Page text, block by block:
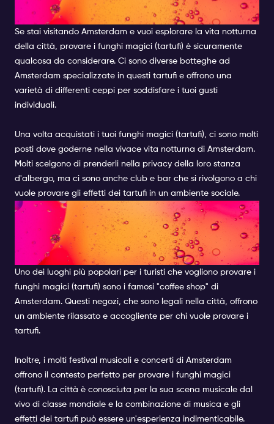
MAGICI AD AMSTERDAM
Se stai visitando Amsterdam e vuoi esplorare la vita notturna
della città, provare i funghi magici (tartufi) è sicuramente
qualcosa da considerare. Ci sono diverse botteghe ad
Amsterdam specializzate in questi tartufi e offrono una
varietà di differenti ceppi per soddisfare i tuoi gusti
individuali.
Una volta acquistati i tuoi funghi magici (tartufi), ci sono molti
posti dove goderne nella vivace vita notturna di Amsterdam.
Molti scelgono di prenderli nella privacy della loro stanza
d'albergo, ma ci sono anche club e bar che si rivolgono a chi
vuole provare gli effetti dei tartufi in un ambiente sociale.
POSTI DOVE GODERE DEI
FUNGHI MAGICI DI
AMSTERDAM
Uno dei luoghi più popolari per i turisti che vogliono provare i
funghi magici (tartufi) sono i famosi "coffee shop" di
Amsterdam. Questi negozi, che sono legali nella città, offrono
un ambiente rilassato e accogliente per chi vuole provare i
tartufi.
Inoltre, i molti festival musicali e concerti di Amsterdam
offrono il contesto perfetto per provare i funghi magici
(tartufi). La città è conosciuta per la sua scena musicale dal
vivo di classe mondiale e la combinazione di musica e gli
effetti dei tartufi può essere un'esperienza indimenticabile.